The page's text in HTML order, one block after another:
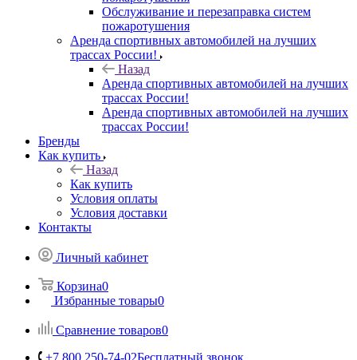
Обслуживание и перезаправка систем
пожаротушения
Аренда спортивных автомобилей на лучших
трассах России!
Назад
Аренда спортивных автомобилей на лучших
трассах России!
Аренда спортивных автомобилей на лучших
трассах России!
Бренды
Как купить
Назад
Как купить
Условия оплаты
Условия доставки
Контакты
Личный кабинет
Корзина0
Избранные товары0
Сравнение товаров0
+7 800 250-74-02Бесплатный звонок